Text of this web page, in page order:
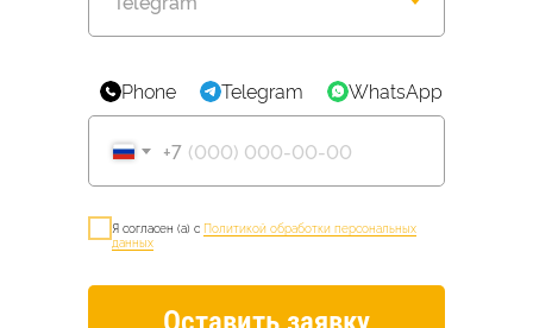
Phone Telegram WhatsApp
+7
Я согласен (а) с Политикой обработки персональных
данных
Оставить заявку